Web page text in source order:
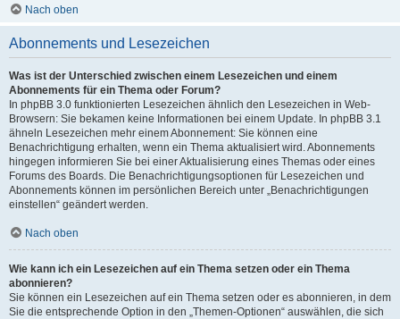
Nach oben
Abonnements und Lesezeichen
Was ist der Unterschied zwischen einem Lesezeichen und einem
Abonnements für ein Thema oder Forum?
In phpBB 3.0 funktionierten Lesezeichen ähnlich den Lesezeichen in Web-
Browsern: Sie bekamen keine Informationen bei einem Update. In phpBB 3.1
ähneln Lesezeichen mehr einem Abonnement: Sie können eine
Benachrichtigung erhalten, wenn ein Thema aktualisiert wird. Abonnements
hingegen informieren Sie bei einer Aktualisierung eines Themas oder eines
Forums des Boards. Die Benachrichtigungsoptionen für Lesezeichen und
Abonnements können im persönlichen Bereich unter „Benachrichtigungen
einstellen“ geändert werden.
Nach oben
Wie kann ich ein Lesezeichen auf ein Thema setzen oder ein Thema
abonnieren?
Sie können ein Lesezeichen auf ein Thema setzen oder es abonnieren, in dem
Sie die entsprechende Option in den „Themen-Optionen“ auswählen, die sich